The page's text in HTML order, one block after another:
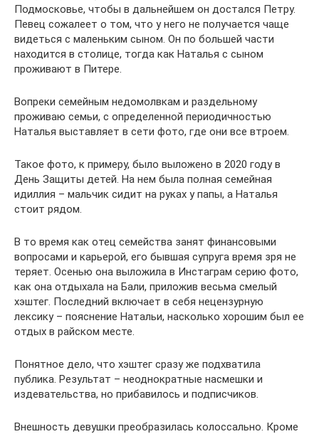
Подмосковье, чтобы в дальнейшем он достался Петру.
Певец сожалеет о том, что у него не получается чаще
видеться с маленьким сыном. Он по большей части
находится в столице, тогда как Наталья с сыном
проживают в Питере.
Вопреки семейным недомолвкам и раздельному
проживаю семьи, с определенной периодичностью
Наталья выставляет в сети фото, где они все втроем.
Такое фото, к примеру, было выложено в 2020 году в
День Защиты детей. На нем была полная семейная
идиллия – мальчик сидит на руках у папы, а Наталья
стоит рядом.
В то время как отец семейства занят финансовыми
вопросами и карьерой, его бывшая супруга время зря не
теряет. Осенью она выложила в Инстаграм серию фото,
как она отдыхала на Бали, приложив весьма смелый
хэштег. Последний включает в себя нецензурную
лексику – пояснение Натальи, насколько хорошим был ее
отдых в райском месте.
Понятное дело, что хэштег сразу же подхватила
публика. Результат – неоднократные насмешки и
издевательства, но прибавилось и подписчиков.
Внешность девушки преобразилась колоссально. Кроме